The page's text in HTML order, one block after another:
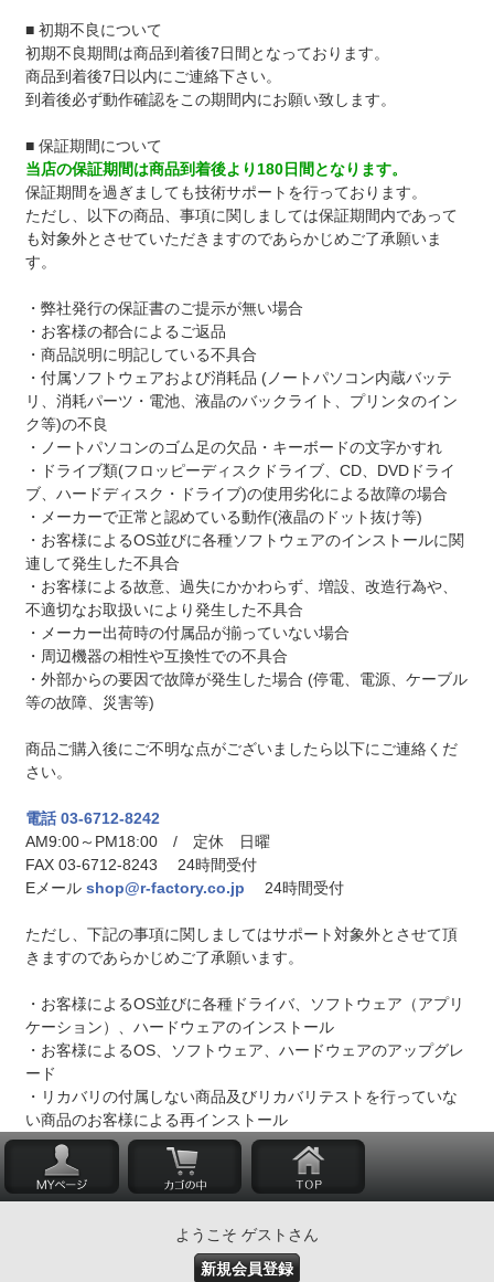
■ 初期不良について
初期不良期間は商品到着後7日間となっております。
商品到着後7日以内にご連絡下さい。
到着後必ず動作確認をこの期間内にお願い致します。
■ 保証期間について
当店の保証期間は商品到着後より180日間となります。
保証期間を過ぎましても技術サポートを行っております。
ただし、以下の商品、事項に関しましては保証期間内であって
も対象外とさせていただきますのであらかじめご了承願いま
す。
・弊社発行の保証書のご提示が無い場合
・お客様の都合によるご返品
・商品説明に明記している不具合
・付属ソフトウェアおよび消耗品 (ノートパソコン内蔵バッテ
リ、消耗パーツ・電池、液晶のバックライト、プリンタのイン
ク等)の不良
・ノートパソコンのゴム足の欠品・キーボードの文字かすれ
・ドライブ類(フロッピーディスクドライブ、CD、DVDドライ
ブ、ハードディスク・ドライブ)の使用劣化による故障の場合
・メーカーで正常と認めている動作(液晶のドット抜け等)
・お客様によるOS並びに各種ソフトウェアのインストールに関
連して発生した不具合
・お客様による故意、過失にかかわらず、増設、改造行為や、
不適切なお取扱いにより発生した不具合
・メーカー出荷時の付属品が揃っていない場合
・周辺機器の相性や互換性での不具合
・外部からの要因で故障が発生した場合 (停電、電源、ケーブル
等の故障、災害等)
商品ご購入後にご不明な点がございましたら以下にご連絡くだ
さい。
電話 03-6712-8242
AM9:00～PM18:00 / 定休 日曜
FAX 03-6712-8243 24時間受付
Eメール shop@r-factory.co.jp 24時間受付
ただし、下記の事項に関しましてはサポート対象外とさせて頂
きますのであらかじめご了承願います。
・お客様によるOS並びに各種ドライバ、ソフトウェア（アプリ
ケーション）、ハードウェアのインストール
・お客様によるOS、ソフトウェア、ハードウェアのアップグレ
ード
・リカバリの付属しない商品及びリカバリテストを行っていな
い商品のお客様による再インストール
ようこそ ゲストさん
新規会員登録